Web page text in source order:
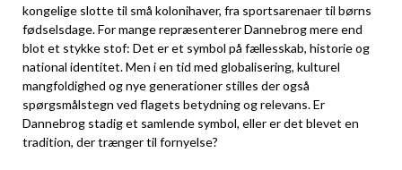
kongelige slotte til små kolonihaver, fra sportsarenaer til børns
fødselsdage. For mange repræsenterer Dannebrog mere end
blot et stykke stof: Det er et symbol på fællesskab, historie og
national identitet. Men i en tid med globalisering, kulturel
mangfoldighed og nye generationer stilles der også
spørgsmålstegn ved flagets betydning og relevans. Er
Dannebrog stadig et samlende symbol, eller er det blevet en
tradition, der trænger til fornyelse?